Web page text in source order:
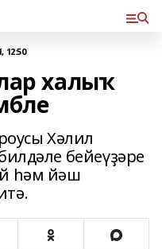
12:50
халыҡ
Хәлил
бейеүҙәре
һәм йәш